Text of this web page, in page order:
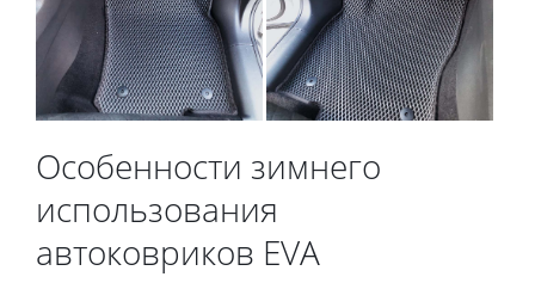
Особенности зимнего
использования
автоковриков EVA